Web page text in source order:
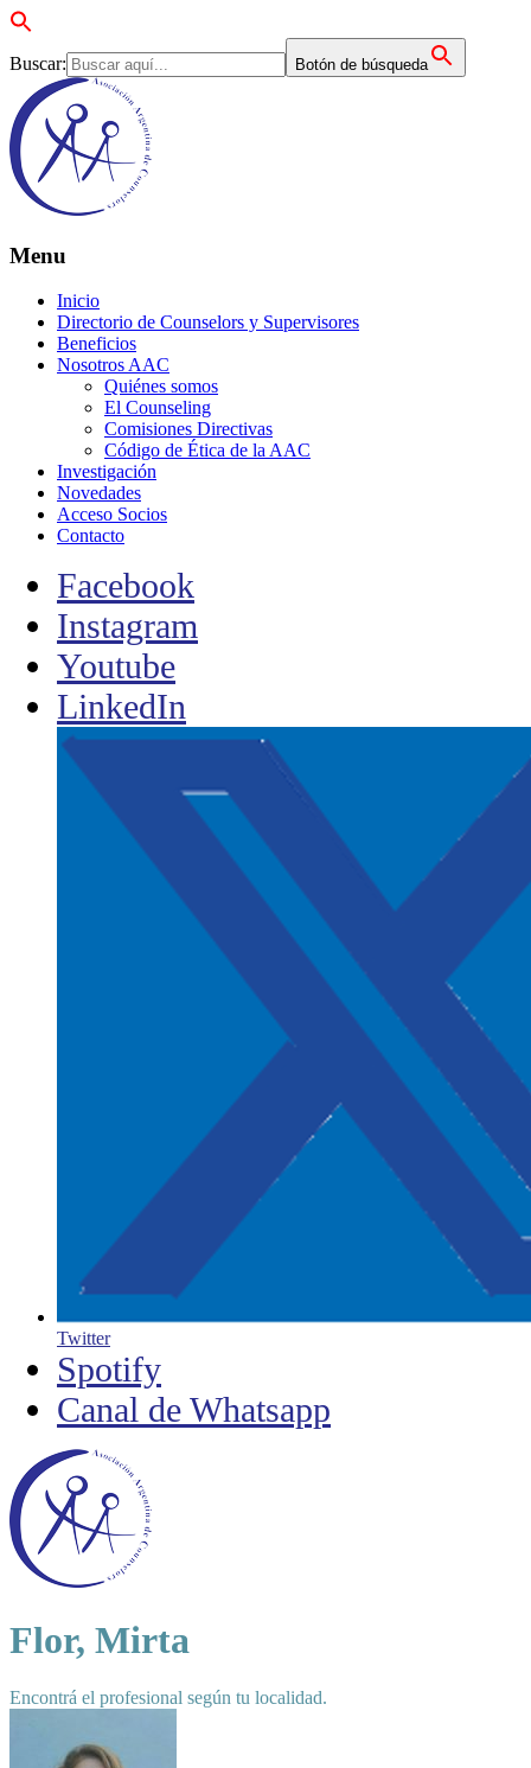
Buscar: Botón de búsqueda
Menu
Inicio
Directorio de Counselors y Supervisores
Beneficios
Nosotros AAC
Quiénes somos
El Counseling
Comisiones Directivas
Código de Ética de la AAC
Investigación
Novedades
Acceso Socios
Contacto
Facebook
Instagram
Youtube
LinkedIn
Twitter
Spotify
Canal de Whatsapp
Flor, Mirta
Encontrá el profesional según tu localidad.